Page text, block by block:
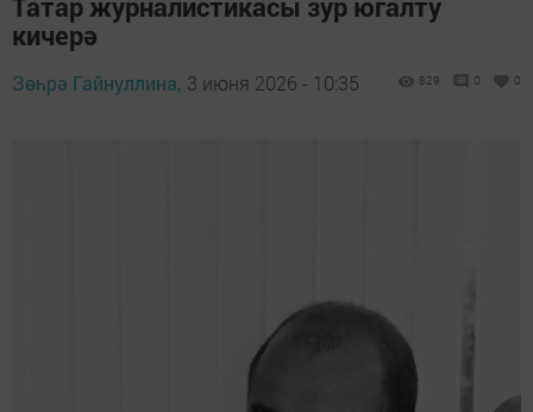
кичерә
Зөһрә Гайнуллина, 3 июня 2026 - 10:35 829 0 0